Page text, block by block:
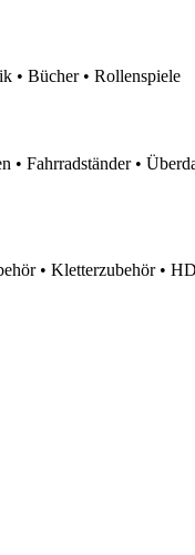
• Bücher • Rollenspiele
Fahrradständer •
• Kletterzubehör •